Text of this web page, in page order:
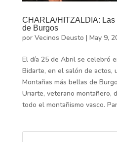
CHARLA/HITZALDIA:
de Burgos
por Vecinos Deusto | May 9,
El día 25 de Abril se celebró
Bidarte, en el salón de actos,
Montañas más bellas de
Uriarte, veterano montañero,
todo el montañismo vasco.